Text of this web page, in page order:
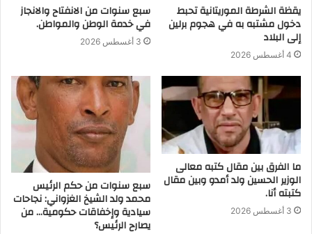
يقظة الشرطة الموريتانية تحبط
دخول مشتبه به في هجوم برلين
إلى البلاد
4 أغسطس 2026
سبع سنوات من الانفتاح والانجاز
في خدمة الوطن والمواطن.
3 أغسطس 2026
ما الفرق بين مقال كتبه معالى
الوزير الحسين ولد أمدو وبين مقال
كتبته أنا.
3 أغسطس 2026
سبع سنوات من حكم الرئيس
محمد ولد الشيخ الغزواني: نجاحات
سيادية وإخفاقات حكومية… من
يصارح الرئيس؟